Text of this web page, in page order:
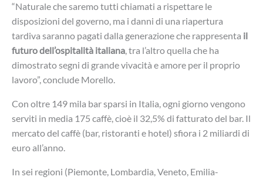
“Naturale che saremo tutti chiamati a rispettare le
disposizioni del governo, ma i danni di una riapertura
tardiva saranno pagati dalla generazione che rappresenta il
futuro dell’ospitalità italiana, tra l’altro quella che ha
dimostrato segni di grande vivacità e amore per il proprio
lavoro”, conclude Morello.
Con oltre 149 mila bar sparsi in Italia, ogni giorno vengono
serviti in media 175 caffè, cioè il 32,5% di fatturato del bar. Il
mercato del caffè (bar, ristoranti e hotel) sfiora i 2 miliardi di
euro all’anno.
In sei regioni (Piemonte, Lombardia, Veneto, Emilia-